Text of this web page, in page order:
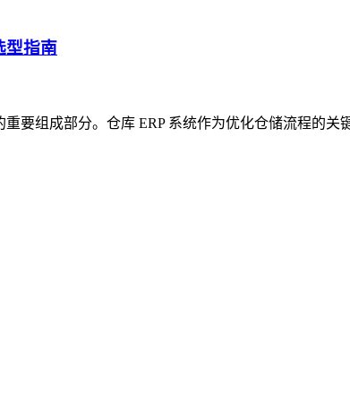
型指南
要组成部分。仓库 ERP 系统作为优化仓储流程的